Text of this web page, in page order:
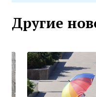
Другие